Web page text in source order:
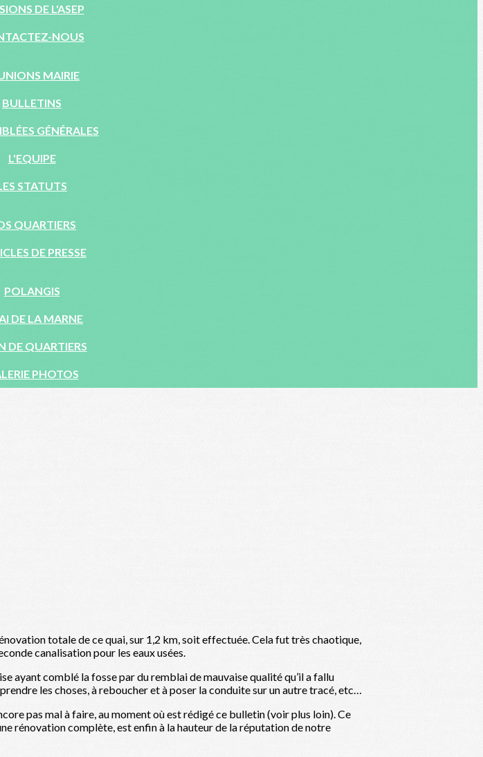
DE L'ASEP
NOUS
MAIRIE
BULLETINS
GÉNÉRALES
L'EQUIPE
STATUTS
QUARTIERS
DE PRESSE
POLANGIS
DE LA MARNE
DE QUARTIERS
PHOTOS
totale de ce quai, sur 1,2 km, soit effectuée. Cela fut très chaotique,
canalisation pour les eaux usées.
ayant comblé la fosse par du remblai de mauvaise qualité qu’il a fallu
les choses, à reboucher et à poser la conduite sur un autre tracé, etc…
pas mal à faire, au moment où est rédigé ce bulletin (voir plus loin). Ce
rénovation complète, est enfin à la hauteur de la réputation de notre